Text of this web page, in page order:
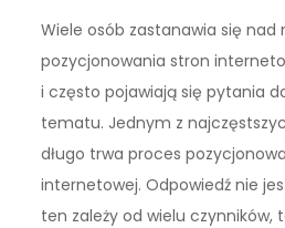
Wiele osób zastanawia się nad
pozycjonowania stron
i często pojawiają się pytania
tematu. Jednym z
długo trwa proces
internetowej. Odpowiedź nie
ten zależy od wielu czynników,